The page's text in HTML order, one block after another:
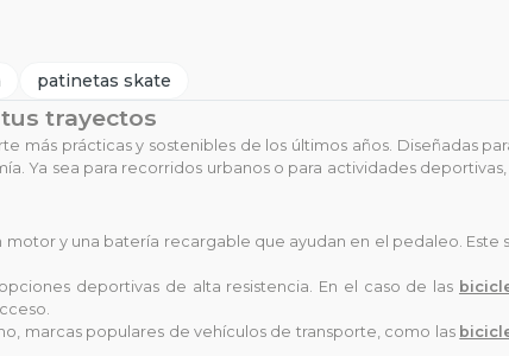
patinetas skate
trayectos
más prácticas y sostenibles de los últimos años. Diseñadas
Ya sea para recorridos urbanos o para actividades
y una batería recargable que ayudan en el pedaleo.
deportivas de alta resistencia. En el caso de las
marcas populares de vehículos de transporte, como las